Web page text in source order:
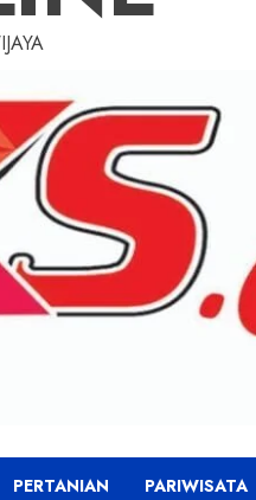
PERTANIAN PARIWISATA